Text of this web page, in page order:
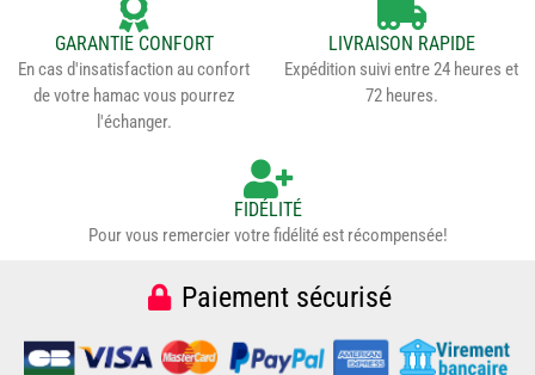
GARANTIE CONFORT
En cas d'insatisfaction au confort
de votre hamac vous pourrez
l'échanger.
LIVRAISON RAPIDE
Expédition suivi entre 24 heures et
72 heures.
FIDÉLITÉ
Pour vous remercier votre fidélité est récompensée!
Paiement sécurisé